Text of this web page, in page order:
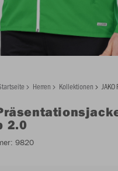
Herren Kollektionen
2.0
9820